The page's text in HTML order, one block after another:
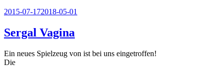
Veröffentlicht
2015-07-172018-05-01
Sergal Vagina
Ein neues Spielzeug von ist bei uns eingetroffen!
Die